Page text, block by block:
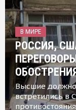
В МИРЕ
РОССИЯ,
Высшие
встретились в